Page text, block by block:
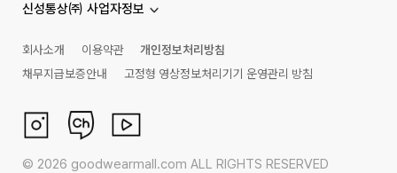
신성통상㈜ 사업자정보
회사소개 이용약관
개인정보처리방침
채무지급보증안내
고정형 영상정보처리기기 운영관리 방침
© 2026 goodwearmall.com ALL RIGHTS RESERVED